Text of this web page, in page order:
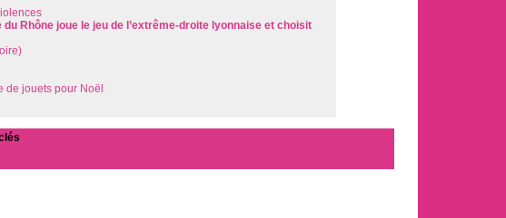
Rhône joue le jeu de l’extrême-droite lyonnaise et choisit
de jouets pour Noël